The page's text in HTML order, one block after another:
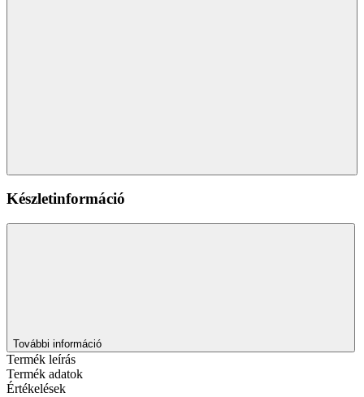
Készletinformáció
További információ
Termék leírás
Termék adatok
Értékelések